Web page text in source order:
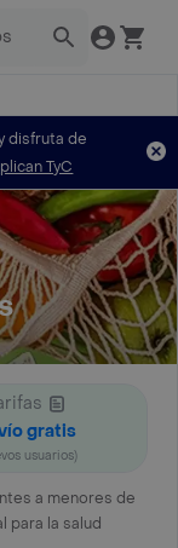
disfruta de
TyC
gratis
usuarios)
a menores de
para la salud